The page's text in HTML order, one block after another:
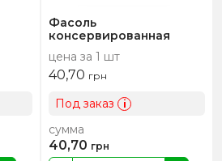
Фасоль
консервированная
цена за 1 шт
40,70 грн
Под заказ i
сумма
40,70 грн